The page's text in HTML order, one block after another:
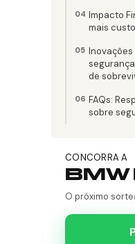
Impacto
mais
de
FAQs:
sobre
CONCORRA A
BMW
O próximo